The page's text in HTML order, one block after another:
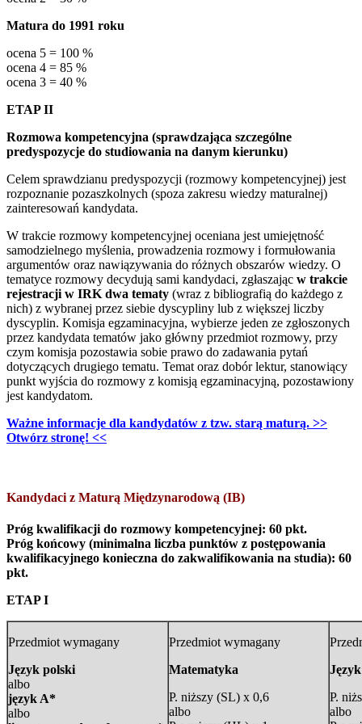
Matura do 1991 roku
ocena 5 = 100 %
ocena 4 = 85 %
ocena 3 = 40 %
ETAP II
Rozmowa kompetencyjna (sprawdzająca szczególne
predyspozycje do studiowania na danym kierunku)
Celem sprawdzianu predyspozycji (rozmowy kompetencyjnej) jest
rozpoznanie pozaszkolnych (spoza zakresu wiedzy maturalnej)
zainteresowań kandydata.
W trakcie rozmowy kompetencyjnej oceniana jest umiejętność
samodzielnego myślenia, prowadzenia rozmowy i formułowania
argumentów oraz nawiązywania do różnych obszarów wiedzy. O
tematyce rozmowy decydują sami kandydaci, zgłaszając w trakcie
rejestracji w IRK dwa tematy (wraz z bibliografią do każdego z
nich) z wybranej przez siebie dyscypliny lub z większej liczby
dyscyplin. Komisja egzaminacyjna, wybierze jeden ze zgłoszonych
przez kandydata tematów jako główny przedmiot rozmowy, przy
czym komisja pozostawia sobie prawo do zadawania pytań
dotyczących drugiego tematu. Temat oraz dobór lektur, stanowiący
punkt wyjścia do rozmowy z komisją egzaminacyjną, pozostawiony
jest kandydatom.
Ważne informacje dla kandydatów z tzw. starą maturą. >>
Otwórz stronę! <<
Kandydaci z Maturą Międzynarodową (IB)
Próg kwalifikacji do rozmowy kompetencyjnej: 60 pkt.
Próg końcowy (minimalna liczba punktów z postępowania
kwalifikacyjnego konieczna do zakwalifikowania na studia): 60
pkt.
ETAP I
Przedmiot wymagany
Język polski
albo
język A*
albo
Przedmiot wymagany
Matematyka
P. niższy (SL) x 0,6
albo
P.
albo